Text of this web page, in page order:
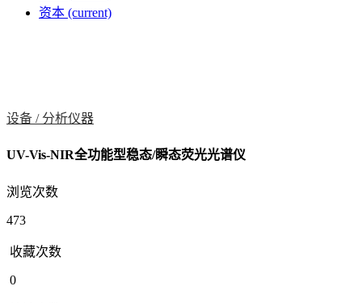
资本 (current)
设备 / 分析仪器
UV-Vis-NIR全功能型稳态/瞬态荧光光谱仪
浏览次数
473
收藏次数
0